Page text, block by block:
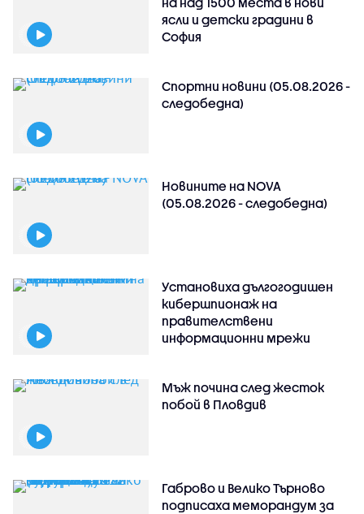
ясли и детски градини в
София
Спортни новини (05.08.2026 -
следобедна)
Новините на NOVA
(05.08.2026 - следобедна)
Установиха дългогодишен
кибершпионаж на
правителствени
информационни мрежи
Мъж почина след жесток
побой в Пловдив
Габрово и Велико Търново
подписаха меморандум за